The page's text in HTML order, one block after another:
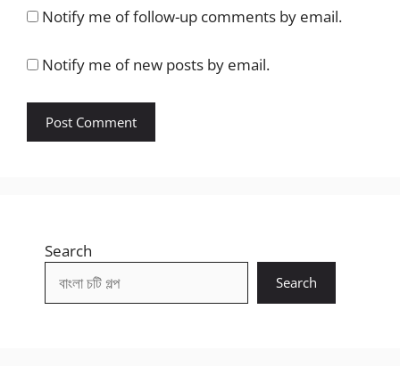
Notify me of follow-up comments by email.
Notify me of new posts by email.
Search
Search